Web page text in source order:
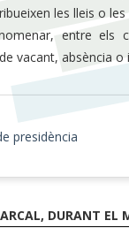
les lleis o
entre els
vacant, absència
presidència
DURANT